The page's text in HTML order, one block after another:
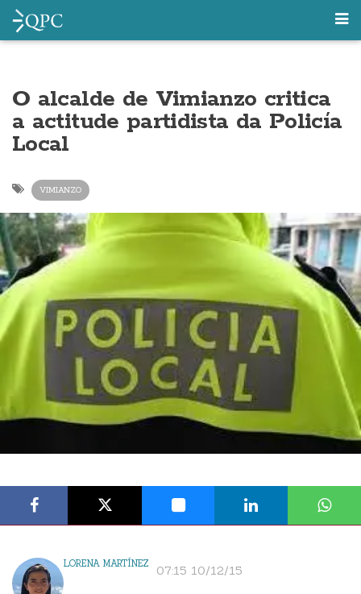
O alcalde de Vimianzo critica
a actitude partidista da Policía
Local
VIMIANZO
LORENA MARTÍNEZ 07:15 10/12/15